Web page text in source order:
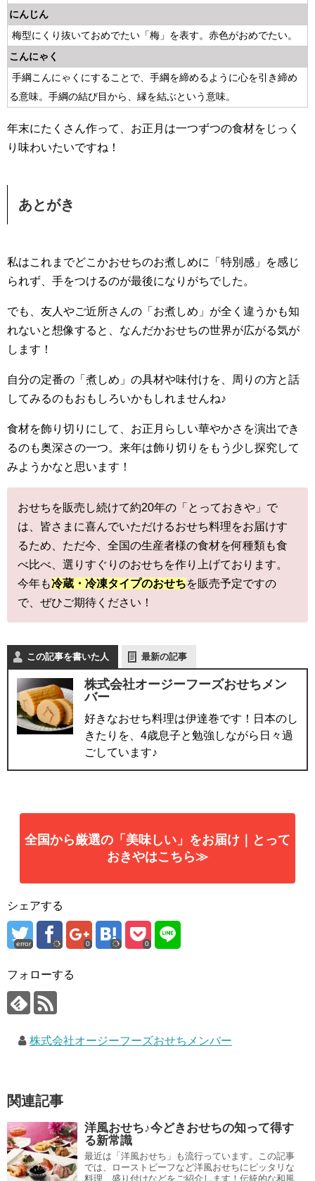
にんじん
梅型にくり抜いておめでたい「梅」を表す。赤色がおめでたい。
こんにゃく
手綱こんにゃくにすることで、手綱を締めるように心を引き締め
る意味。手綱の結び目から、縁を結ぶという意味。
年末にたくさん作って、お正月は一つずつの食材をじっく
り味わいたいですね！
あとがき
私はこれまでどこかおせちのお煮しめに「特別感」を感じ
られず、手をつけるのが最後になりがちでした。
でも、友人やご近所さんの「お煮しめ」が全く違うかも知
れないと想像すると、なんだかおせちの世界が広がる気が
します！
自分の定番の「煮しめ」の具材や味付けを、周りの方と話
してみるのもおもしろいかもしれませんね♪
食材を飾り切りにして、お正月らしい華やかさを演出でき
るのも奥深さの一つ。来年は飾り切りをもう少し探究して
みようかなと思います！
おせちを販売し続けて約20年の「 とっておきや 」で
は、皆さまに喜んでいただけるおせち料理をお届けす
るため、ただ今、全国の生産者様の食材を何種類も食
べ比べ、選りすぐりのおせちを作り上げております。
今年も冷蔵・冷凍タイプのおせちを販売予定ですの
で、ぜひご期待ください！
この記事を書いた人 最新の記事
株式会社オージーフーズおせちメン
バー
好きなおせち料理は伊達巻です！日本のし
きたりを、4歳息子と勉強しながら日々過
ごしています♪
全国から厳選の「美味しい」をお届け｜とって
おきやはこちら≫
シェアする
error 0 0
フォローする
株式会社オージーフーズおせちメンバー
関連記事
洋風おせち♪今どきおせちの知って得す
る新常識
最近は「洋風おせち」も流行っています。この記事
では、ローストビーフなど洋風おせちにピッタリな
料理、盛り付けなどをご紹介します！伝統的な和風